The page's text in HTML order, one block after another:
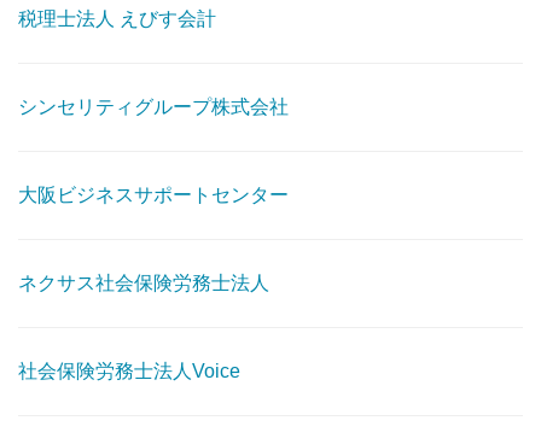
税理士法人 えびす会計
シンセリティグループ株式会社
大阪ビジネスサポートセンター
ネクサス社会保険労務士法人
社会保険労務士法人Voice